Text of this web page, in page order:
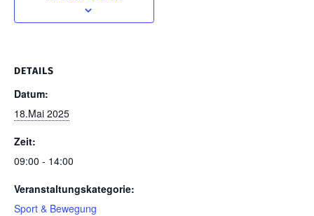
DETAILS
Datum:
18.Mai 2025
Zeit:
09:00 - 14:00
Veranstaltungskategorie:
Sport & Bewegung